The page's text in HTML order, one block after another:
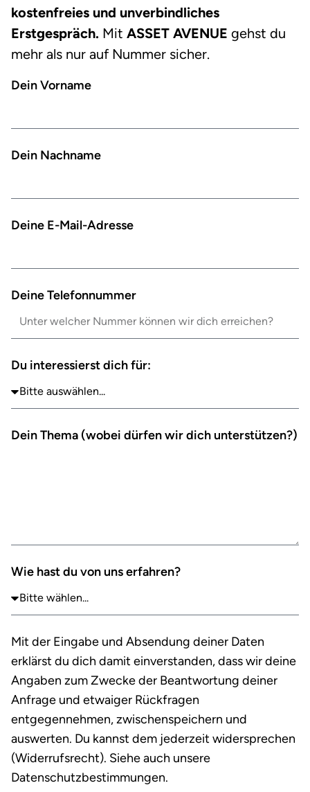
kostenfreies und unverbindliches
Erstgespräch. Mit ASSET AVENUE gehst du
mehr als nur auf Nummer sicher.
Dein Vorname
Dein Nachname
Deine E-Mail-Adresse
Deine Telefonnummer
Du interessierst dich für:
Dein Thema (wobei dürfen wir dich unterstützen?)
Wie hast du von uns erfahren?
Mit der Eingabe und Absendung deiner Daten
erklärst du dich damit einverstanden, dass wir deine
Angaben zum Zwecke der Beantwortung deiner
Anfrage und etwaiger Rückfragen
entgegennehmen, zwischenspeichern und
auswerten. Du kannst dem jederzeit widersprechen
(Widerrufsrecht). Siehe auch unsere
Datenschutzbestimmungen.